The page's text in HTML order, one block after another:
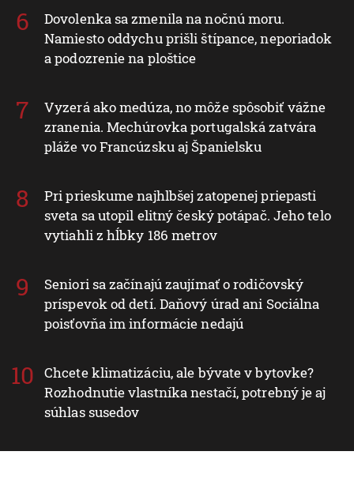
Dovolenka sa zmenila na nočnú moru.
Namiesto oddychu prišli štípance, neporiadok
a podozrenie na ploštice
Vyzerá ako medúza, no môže spôsobiť vážne
zranenia. Mechúrovka portugalská zatvára
pláže vo Francúzsku aj Španielsku
Pri prieskume najhlbšej zatopenej priepasti
sveta sa utopil elitný český potápač. Jeho telo
vytiahli z hĺbky 186 metrov
Seniori sa začínajú zaujímať o rodičovský
príspevok od detí. Daňový úrad ani Sociálna
poisťovňa im informácie nedajú
Chcete klimatizáciu, ale bývate v bytovke?
Rozhodnutie vlastníka nestačí, potrebný je aj
súhlas susedov